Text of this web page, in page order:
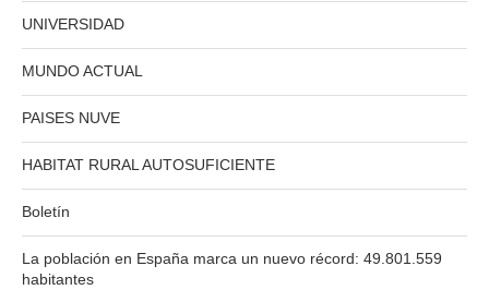
UNIVERSIDAD
MUNDO ACTUAL
PAISES NUVE
HABITAT RURAL AUTOSUFICIENTE
Boletín
La población en España marca un nuevo récord: 49.801.559
habitantes